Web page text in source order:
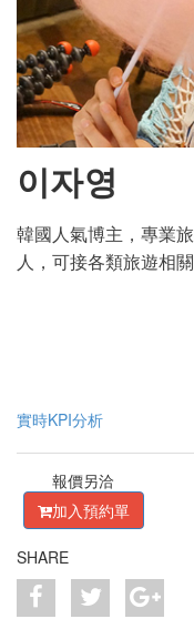
이자영
韓國人氣博主，專業
人，可接各類旅遊相
實時KPI分析
報價另洽
加入預約單
SHARE